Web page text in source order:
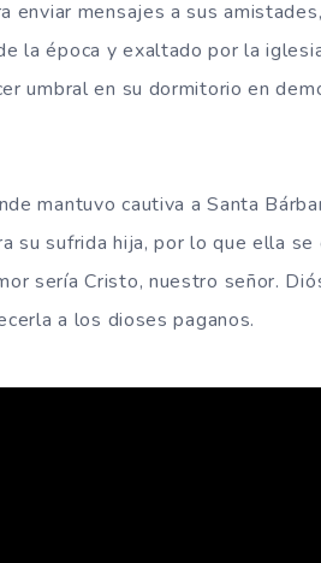
enviar mensajes a sus
la época y exaltado por la
umbral en su dormitorio en
mantuvo cautiva a Santa
su sufrida hija, por lo que ella
sería Cristo, nuestro señor.
a los dioses paganos.